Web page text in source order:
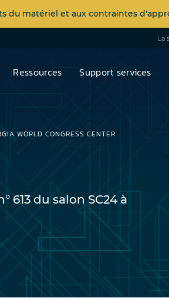
du matériel et aux contraintes
La
Ressources Support services
WORLD CONGRESS CENTER
613 du salon SC24 à